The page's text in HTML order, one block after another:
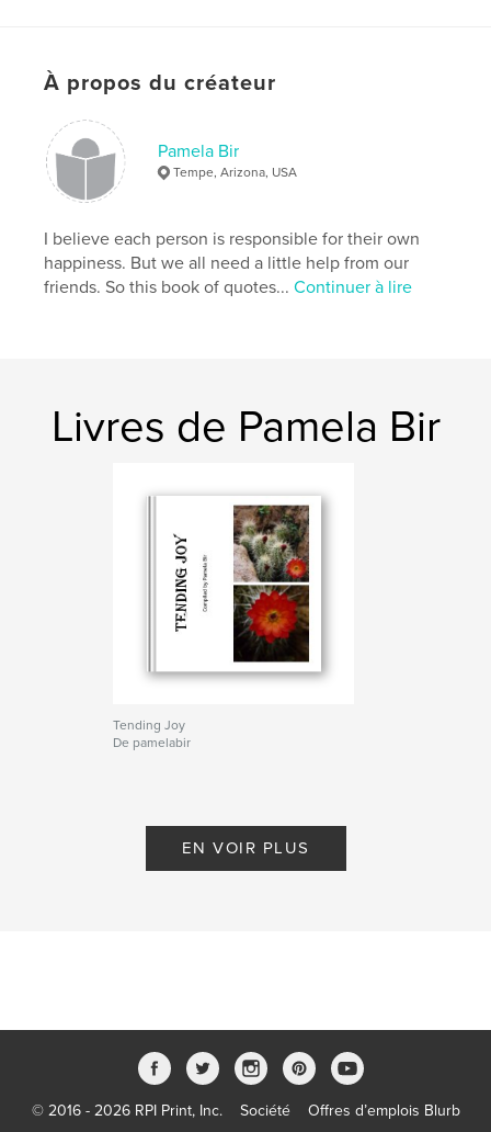
À propos du créateur
Pamela Bir
Tempe, Arizona, USA
I believe each person is responsible for their own
happiness. But we all need a little help from our
friends. So this book of quotes...Continuer à lire
Livres de Pamela Bir
Tending Joy
De pamelabir
EN VOIR PLUS
© 2016 - 2026 RPI Print, Inc. Société Offres d’emplois Blurb